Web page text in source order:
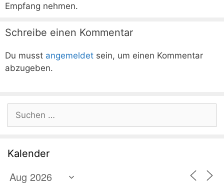
Empfang nehmen.
Schreibe einen Kommentar
Du musst angemeldet sein, um einen Kommentar
abzugeben.
Suchen
nach:
Kalender